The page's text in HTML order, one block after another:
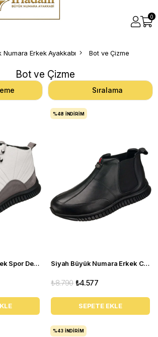
0
Numara Erkek Ayakkabı Bot ve Çizme
Bot ve Çizme
Sıralama
Büyük Numara Erkek Spor Deri Bot - 30 AĞUSTOS Beyaz Siyah Büyük Numara Erkek Chelsea Bot ORHAN42
₺4.577
₺8.790
SEPETE EKLE
%48 İNDIRIM
%43 İNDIRIM